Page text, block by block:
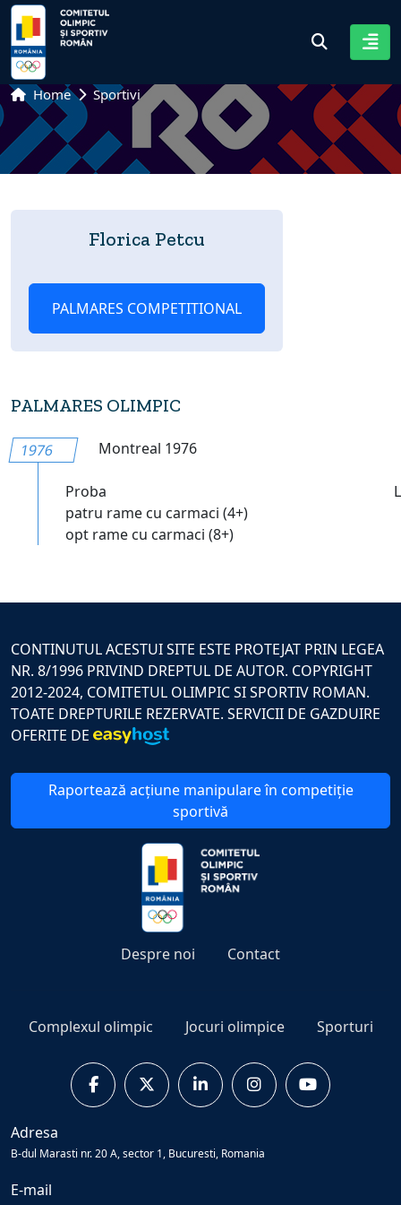
Home Sportivi
Florica Petcu
PALMARES COMPETITIONAL
PALMARES OLIMPIC
1976 Montreal 1976
Proba
patru rame cu carmaci (4+)
opt rame cu carmaci (8+)
CONTINUTUL ACESTUI SITE ESTE PROTEJAT PRIN LEGEA
NR. 8/1996 PRIVIND DREPTUL DE AUTOR. COPYRIGHT
2012-2024, COMITETUL OLIMPIC SI SPORTIV ROMAN.
TOATE DREPTURILE REZERVATE. SERVICII DE GAZDUIRE
OFERITE DE
Raportează acțiune manipulare în competiție
sportivă
Despre noi Contact
Complexul olimpic Jocuri olimpice Sporturi
Adresa
B-dul Marasti nr. 20 A, sector 1, Bucuresti, Romania
E-mail